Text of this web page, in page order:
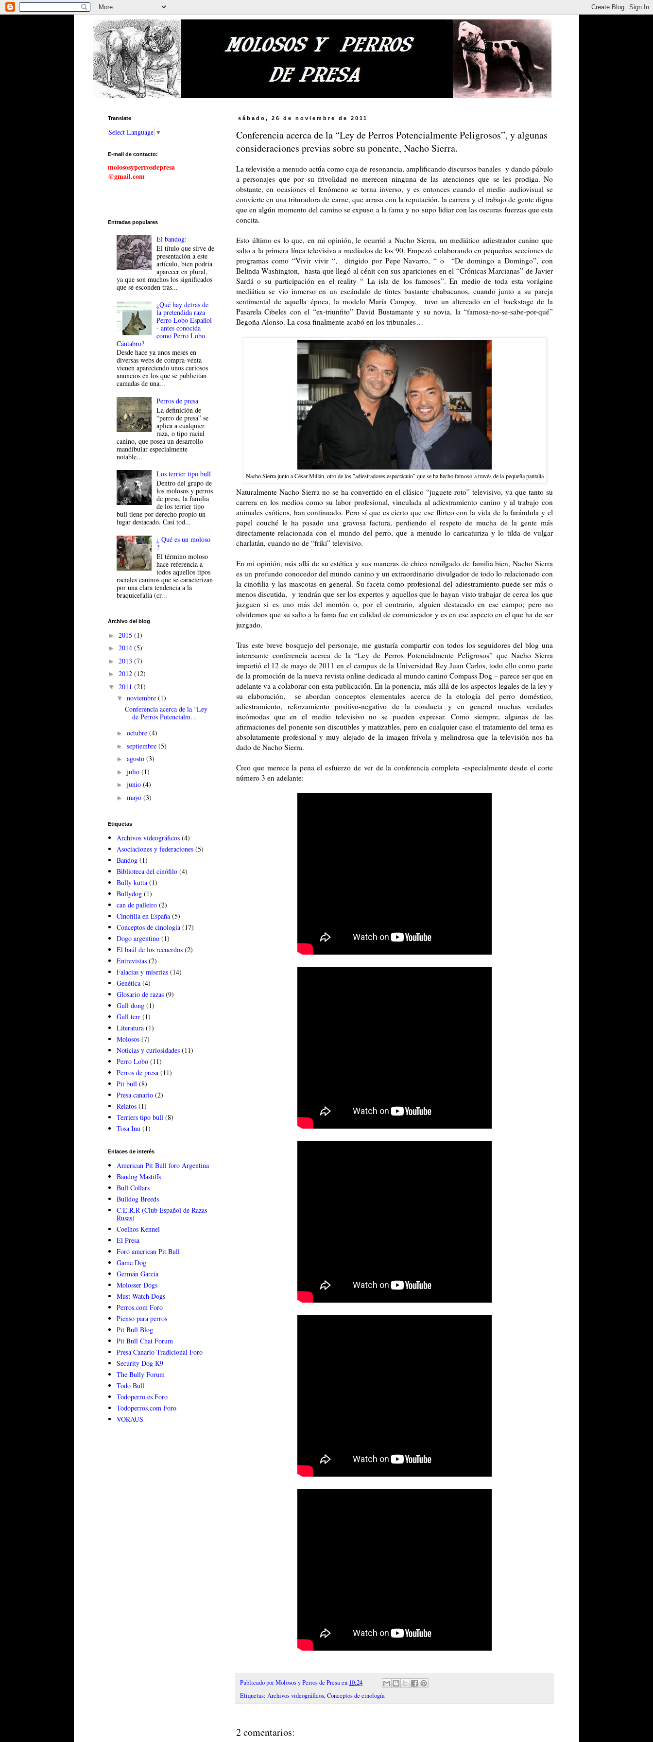
sábado, 26 de noviembre de 2011
Conferencia acerca de la “Ley de Perros Potencialmente Peligrosos”, y algunas
consideraciones previas sobre su ponente, Nacho Sierra.
La televisión a menudo actúa como caja de resonancia, amplificando discursos banales y dando pábulo
a personajes que por su frivolidad no merecen ninguna de las atenciones que se les prodiga. No
obstante, en ocasiones el fenómeno se torna inverso, y es entonces cuando el medio audiovisual se
convierte en una trituradora de carne, que arrasa con la reputación, la carrera y el trabajo de gente digna
que en algún momento del camino se expuso a la fama y no supo lidiar con las oscuras fuerzas que esta
concita.
Esto último es lo que, en mi opinión, le ocurrió a Nacho Sierra, un mediático adiestrador canino que
salto a la primera línea televisiva a mediados de los 90. Empezó colaborando en pequeñas secciones de
programas como “Vivir vivir “,
dirigido por Pepe Navarro, “ o
“De domingo a Domingo”, con
Belinda Washington, hasta que llegó al cénit con sus apariciones en el “Crónicas Marcianas” de Javier
Sardá o su participación en el reality “ La isla de los famosos”. En medio de toda esta vorágine
mediática se vio inmerso en un escándalo de tintes bastante chabacanos, cuando junto a su pareja
sentimental de aquella época, la modelo María Campoy,
tuvo un altercado en el backstage de la
Pasarela Cibeles con el “ex-triunfito” David Bustamante y su novia, la “famosa-no-se-sabe-por-qué”
Begoña Alonso. La cosa finalmente acabó en los tribunales…
Nacho Sierra junto a César Millán, otro de los "adiestradores espectáculo" que se ha hecho famoso a través de la pequeña pantalla
Naturalmente Nacho Sierra no se ha convertido en el clásico “juguete roto” televisivo, ya que tanto su
carrera en los medios como su labor profesional, vinculada al adiestramiento canino y al trabajo con
animales exóticos, han continuado. Pero sí que es cierto que ese flirteo con la vida de la farándula y el
papel couché le ha pasado una gravosa factura, perdiendo el respeto de mucha de la gente más
directamente relacionada con el mundo del perro, que a menudo lo caricaturiza y lo tilda de vulgar
charlatán, cuando no de “friki” televisivo.
En mi opinión, más allá de su estética y sus maneras de chico remilgado de familia bien, Nacho Sierra
es un profundo conocedor del mundo canino y un extraordinario divulgador de todo lo relacionado con
la cinofilia y las mascotas en general. Su faceta como profesional del adiestramiento puede ser más o
menos discutida, y tendrán que ser los expertos y aquellos que lo hayan visto trabajar de cerca los que
juzguen si es uno más del montón o, por el contrario, alguien destacado en ese campo; pero no
olvidemos que su salto a la fama fue en calidad de comunicador y es en ese aspecto en el que ha de ser
juzgado.
Tras este breve bosquejo del personaje, me gustaría compartir con todos los seguidores del blog una
interesante conferencia acerca de la “Ley de Perros Potencialmente Peligrosos” que Nacho Sierra
impartió el 12 de mayo de 2011 en el campus dela Universidad ReyJuan Carlos, todo ello como parte
de la promoción de la nueva revista online dedicada al mundo canino Compass Dog – parece ser que en
adelante va a colaborar con esta publicación. En la ponencia, más allá de los aspectos legales de la ley y
su elaboración,
se abordan conceptos elementales acerca de la etología del perro doméstico,
adiestramiento, reforzamiento positivo-negativo de la conducta y en general muchas verdades
incómodas que en el medio televisivo no se pueden expresar. Como siempre, algunas de las
afirmaciones del ponente son discutibles y matizables, pero en cualquier caso el tratamiento del tema es
absolutamente profesional y muy alejado de la imagen frívola y melindrosa que la televisión nos ha
dado de Nacho Sierra.
Creo que merece la pena el esfuerzo de ver de la conferencia completa -especialmente desde el corte
número 3 en adelante:
Publicado porMolosos y Perros de Presaen 10:24
Etiquetas: Archivos videográficos,Conceptos de cinología
2 comentarios:
Translate
Select Language ▼
E-mail de contacto:
molososyperrosdepresa
@gmail.com
Entradas populares
El bandog:
El título que sirve de
presentación a este
artículo, bien podría
aparecer en plural,
ya que son muchos los significados
que se esconden tras...
¿Qué hay detrás de
la pretendida raza
Perro Lobo Español
- antes conocida
como Perro Lobo
Cántabro?
Desde hace ya unos meses en
diversas webs de compra-venta
vienen apareciendo unos curiosos
anuncios en los que se publicitan
camadas de una...
Perros de presa
La definición de
“perro de presa” se
aplica a cualquier
raza, o tipo racial
canino, que posea un desarrollo
mandibular especialmente
notable...
Los terrier tipo bull
Dentro del grupo de
los molosos y perros
de presa, la familia
de los terrier tipo
bull tiene por derecho propio un
lugar destacado. Casi tod...
¿ Qué es un moloso
?
El término moloso
hace referencia a
todos aquellos tipos
raciales caninos que se caracterizan
por una clara tendencia a la
braquicefalia (cr...
Archivo del blog
► 2015 (1)
► 2014 (5)
► 2013 (7)
► 2012 (12)
▼ 2011 (21)
▼ noviembre (1)
Conferencia acerca de la “Ley
de Perros Potencialm...
► octubre (4)
► septiembre (5)
► agosto (3)
► julio (1)
► junio (4)
► mayo (3)
Etiquetas
Archivos videográficos (4)
Asociaciones y federaciones (5)
Bandog (1)
Biblioteca del cinófilo (4)
Bully kutta (1)
Bullydog (1)
can de palleiro (2)
Cinofilia en España (5)
Conceptos de cinología (17)
Dogo argentino (1)
El baúl de los recuerdos (2)
Entrevistas (2)
Falacias y miserias (14)
Genética (4)
Glosario de razas (9)
Gull dong (1)
Gull terr (1)
Literatura (1)
Molosos (7)
Noticias y curiosidades (11)
Perro Lobo (11)
Perros de presa (11)
Pit bull (8)
Presa canario (2)
Relatos (1)
Terriers tipo bull (8)
Tosa Inu (1)
Enlaces de interés
American Pit Bull foro Argentina
Bandog Mastiffs
Bull Collars
Bulldog Breeds
C.E.R.R (Club Español de Razas
Rusas)
Coelhos Kennel
El Presa
Foro american Pit Bull
Game Dog
Germán García
Molosser Dogs
Must Watch Dogs
Perros.com Foro
Pienso para perros
Pit Bull Blog
Pit Bull Chat Forum
Presa Canario Tradicional Foro
Security Dog K9
The Bully Forum
Todo Bull
Todoperro.es Foro
Todoperros.com Foro
VORAUS